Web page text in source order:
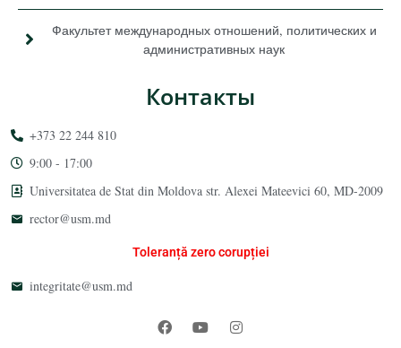
Факультет международных отношений, политических и
административных наук
Контакты
+373 22 244 810
9:00 - 17:00
Universitatea de Stat din Moldova str. Alexei Mateevici 60, MD-2009
rector@usm.md
Toleranță zero corupției
integritate@usm.md